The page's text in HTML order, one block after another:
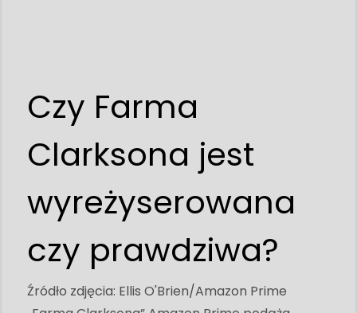
Czy Farma
Clarksona jest
wyreżyserowana
czy prawdziwa?
Źródło zdjęcia: Ellis O'Brien/Amazon Prime